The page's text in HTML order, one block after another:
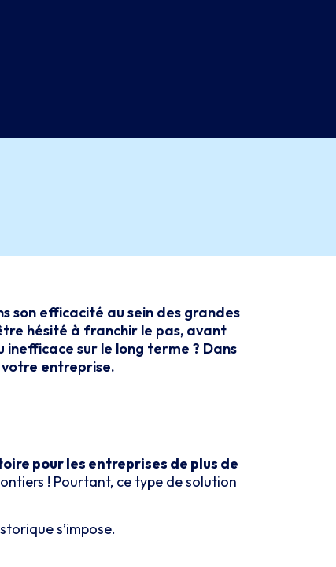
son efficacité au sein des grandes
hésité à franchir le pas, avant
sur le long terme ? Dans
votre entreprise.
pour les entreprises de plus de
! Pourtant, ce type de solution
s’impose.